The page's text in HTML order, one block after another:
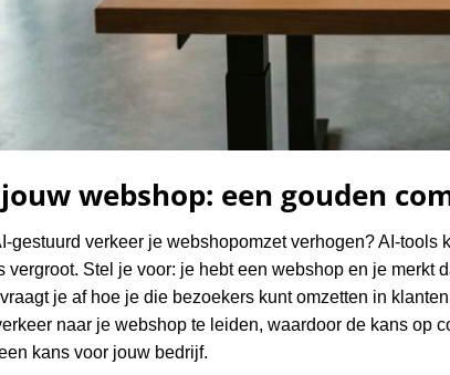
webshop: een gouden
gestuurd verkeer je webshopomzet verhogen? AI-
vergroot. Stel je voor: je hebt een webshop en je
je af hoe je die bezoekers kunt omzetten in
naar je webshop te leiden, waardoor de kans op
kans voor jouw bedrijf.